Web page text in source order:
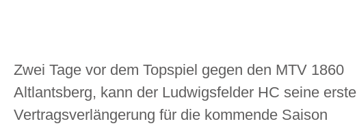
Zwei Tage vor dem Topspiel gegen den MTV 1860
Altlantsberg, kann der Ludwigsfelder HC seine erste
Vertragsverlängerung für die kommende Saison